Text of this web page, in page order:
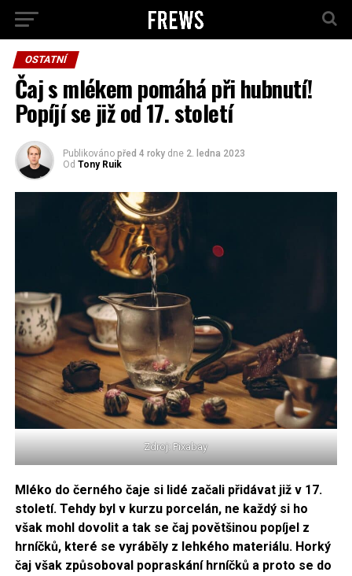
OSTATNÍ
Čaj s mlékem pomáhá při hubnutí!
Popíjí se již od 17. století
Publikováno před 4 roky dne 2. ledna 2023
Od Tony Ruik
Zdroj: Pixabay
Mléko do černého čaje si lidé začali přidávat již v 17.
století. Tehdy byl v kurzu porcelán, ne každý si ho
však mohl dovolit a tak se čaj povětšinou popíjel z
hrníčků, které se vyráběly z lehkého materiálu. Horký
čaj však způsoboval popraskání hrníčků a proto se do